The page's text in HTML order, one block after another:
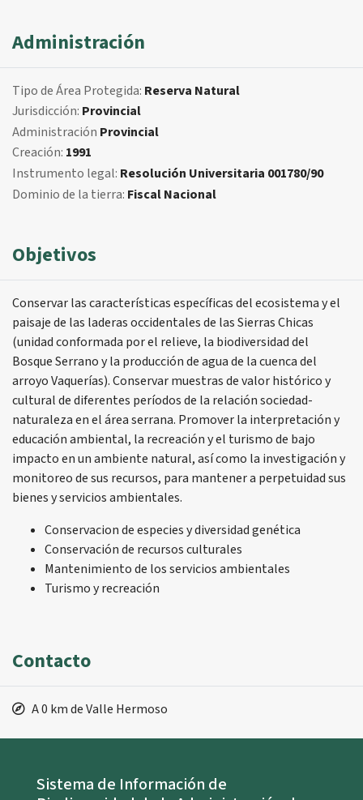
Administración
Tipo de Área Protegida: Reserva Natural
Jurisdicción: Provincial
Administración Provincial
Creación: 1991
Instrumento legal: Resolución Universitaria 001780/90
Dominio de la tierra: Fiscal Nacional
Objetivos
Conservar las características específicas del ecosistema y el
paisaje de las laderas occidentales de las Sierras Chicas
(unidad conformada por el relieve, la biodiversidad del
Bosque Serrano y la producción de agua de la cuenca del
arroyo Vaquerías). Conservar muestras de valor histórico y
cultural de diferentes períodos de la relación sociedad-
naturaleza en el área serrana. Promover la interpretación y
educación ambiental, la recreación y el turismo de bajo
impacto en un ambiente natural, así como la investigación y
monitoreo de sus recursos, para mantener a perpetuidad sus
bienes y servicios ambientales.
Conservacion de especies y diversidad genética
Conservación de recursos culturales
Mantenimiento de los servicios ambientales
Turismo y recreación
Contacto
A 0 km de Valle Hermoso
Sistema de Información de